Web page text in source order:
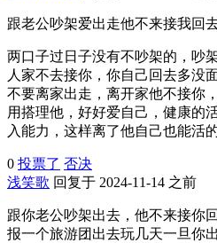
跟老公吵架爱出走他不来接我回
两口子过日子没有不吵架的，吵
人家不去接你，你自己回去多没
不要离家出走，离开家他不接你
用搭理他，好好爱自己，健康的
入能力，这样离了他自己也能活
0 投票了 否决
浅笑歌 回复于 2024-11-14 之前
跟你老公吵架出去，他不来接你
报一个旅游团出去玩几天一旦你